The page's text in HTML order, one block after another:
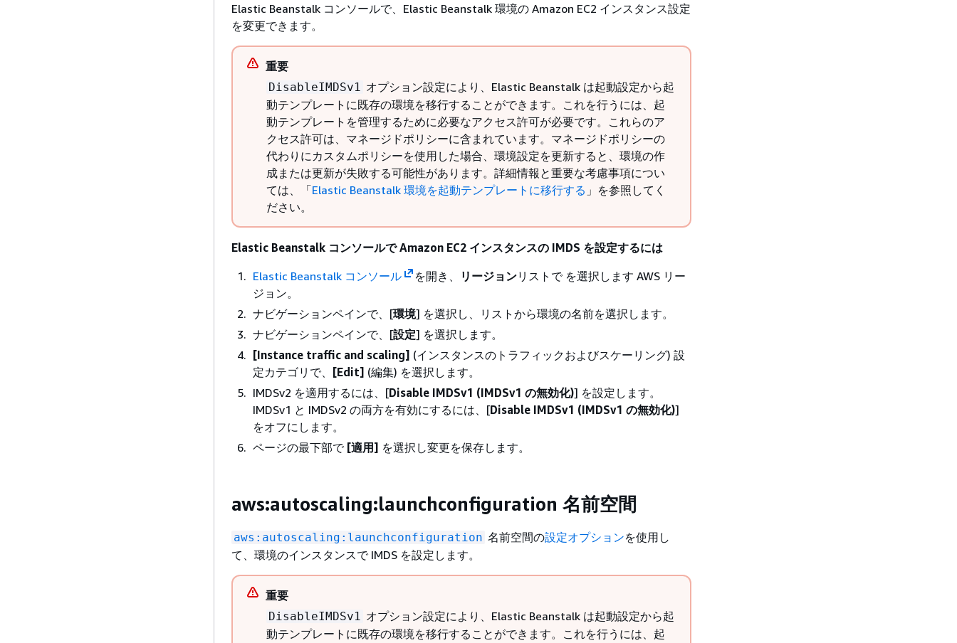
Elastic Beanstalk コンソールで、Elastic Beanstalk 環境の Amazon EC2 インスタンス設定
を変更できます。
重要
DisableIMDSv1 オプション設定により、Elastic Beanstalk は起動設定から起
動テンプレートに既存の環境を移行することができます。これを行うには、起
動テンプレートを管理するために必要なアクセス許可が必要です。これらのア
クセス許可は、マネージドポリシーに含まれています。マネージドポリシーの
代わりにカスタムポリシーを使用した場合、環境設定を更新すると、環境の作
成または更新が失敗する可能性があります。詳細情報と重要な考慮事項につい
ては、「Elastic Beanstalk 環境を起動テンプレートに移行する 」を参照してく
ださい。
Elastic Beanstalk コンソールで Amazon EC2 インスタンスの IMDS を設定するには
Elastic Beanstalk コンソール
を開き、 リージョンリストで を選択します AWS リー
ジョン。
ナビゲーションペインで、[環境] を選択し、リストから環境の名前を選択します。
ナビゲーションペインで、[設定] を選択します。
[Instance traffic and scaling] (インスタンスのトラフィックおよびスケーリング) 設
定カテゴリで、 [Edit] (編集) を選択します。
IMDSv2 を適用するには、[Disable IMDSv1 (IMDSv1 の無効化)] を設定します。
IMDSv1 と IMDSv2 の両方を有効にするには、[Disable IMDSv1 (IMDSv1 の無効化)]
をオフにします。
ページの最下部で [適用] を選択し変更を保存します。
aws:autoscaling:launchconfiguration 名前空間
aws:autoscaling:launchconfiguration 名前空間の設定オプションを使用し
て、環境のインスタンスで IMDS を設定します。
重要
DisableIMDSv1 オプション設定により、Elastic Beanstalk は起動設定から起
動テンプレートに既存の環境を移行することができます。これを行うには、起